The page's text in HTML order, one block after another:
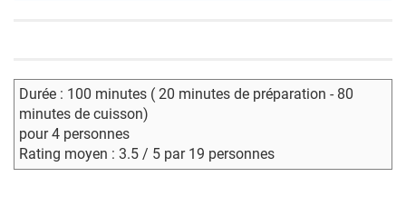
Durée : 100 minutes ( 20 minutes de préparation - 80
minutes de cuisson)
pour 4 personnes
Rating moyen : 3.5 / 5 par 19 personnes